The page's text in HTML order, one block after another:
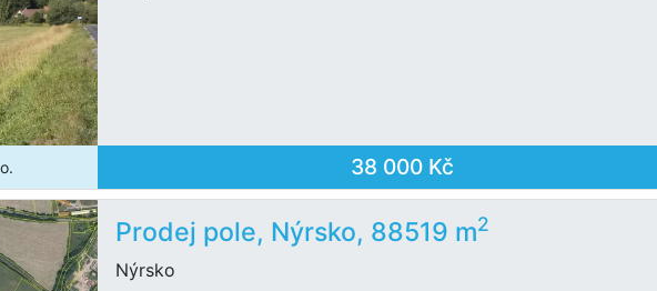
38 000 Kč
Prodej pole, Nýrsko, 88519 m2
Nýrsko